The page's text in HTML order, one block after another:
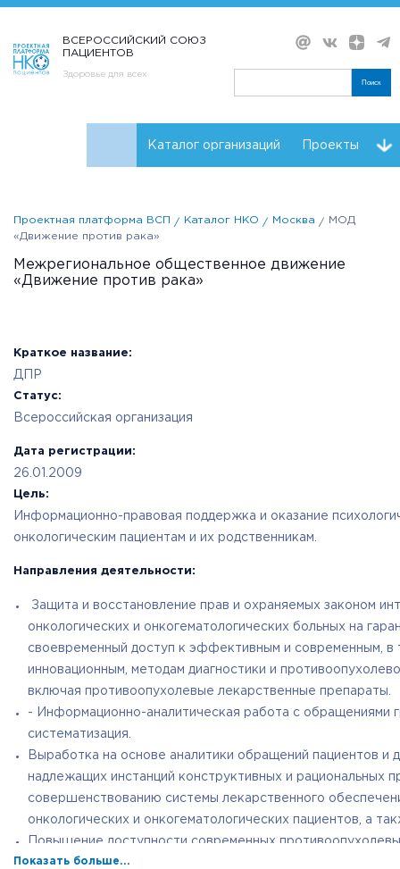
ВСЕРОССИЙСКИЙ СОЮЗ
ПАЦИЕНТОВ
Здоровье для всех
Поиск
Каталог организаций Проекты
Проектная платформа ВСП Каталог НКО Москва
МОД
«Движение против рака»
Межрегиональное общественное движение
«Движение против рака»
Краткое название:
ДПР
Статус:
Всероссийская организация
Дата регистрации:
26.01.2009
Цель:
Информационно-правовая поддержка и оказание
онкологическим пациентам и их родственникам.
Направления деятельности:
Защита и восстановление прав и охраняемых законом
онкологических и онкогематологических больных на
своевременный доступ к эффективным и современным, в
инновационным, методам диагностики и
включая противоопухолевые лекарственные препараты.
- Информационно-аналитическая работа с обращениями
систематизация.
Выработка на основе аналитики обращений пациентов и
надлежащих инстанций конструктивных и рациональных
совершенствованию системы лекарственного
онкологических и онкогематологических пациентов, а
Повышение доступности современных
для онкологических и онкогематологических пациентов.
Показать больше...